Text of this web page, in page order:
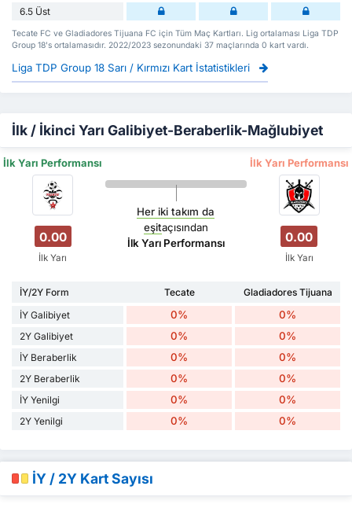
6.5 Üst
Tecate FC ve Gladiadores Tijuana FC için Tüm Maç Kartları. Lig ortalaması Liga TDP
Group 18's ortalamasıdır. 2022/2023 sezonundaki 37 maçlarında 0 kart vardı.
Liga TDP Group 18 Sarı / Kırmızı Kart İstatistikleri
İlk / İkinci Yarı Galibiyet-Beraberlik-Mağlubiyet
İlk Yarı Performansı İlk Yarı Performansı
0.00
İlk Yarı
Her iki takım da
eşitaçısından
İlk Yarı Performansı
0.00
İlk Yarı
İY/2Y Form Tecate
Gladiadores Tijuana
İY Galibiyet
0% 0%
2Y Galibiyet 0% 0%
İY Beraberlik 0% 0%
2Y Beraberlik 0% 0%
İY Yenilgi 0% 0%
2Y Yenilgi 0% 0%
İY / 2Y Kart Sayısı